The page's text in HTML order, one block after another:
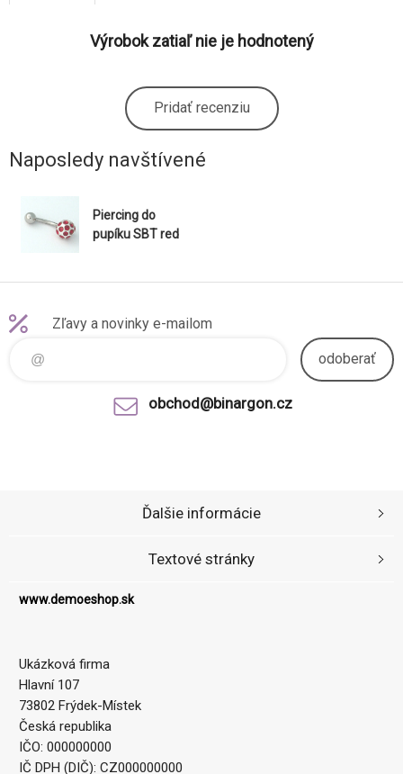
Výrobok zatiaľ nie je hodnotený
Pridať recenziu
Naposledy navštívené
Piercing do
pupíku SBT red
Zľavy a novinky e-mailom
odoberať
obchod@binargon.cz
www.demoeshop.sk
Ukázková firma
Hlavní 107
73802 Frýdek-Místek
Česká republika
IČO: 000000000
IČ DPH (DIČ): CZ000000000
Ďalšie informácie
Textové stránky